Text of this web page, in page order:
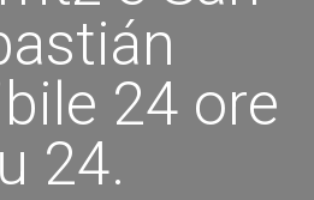
24 ore
24.